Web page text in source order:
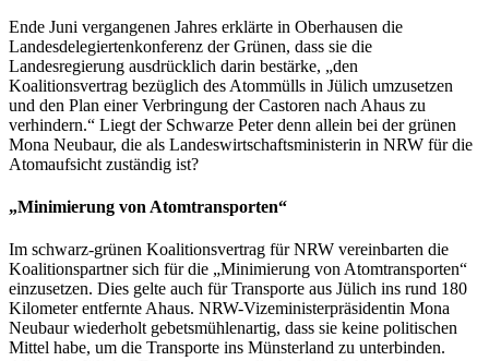
Ende Juni vergangenen Jahres erklärte in Oberhausen die
Landesdelegiertenkonferenz der Grünen, dass sie die
Landesregierung ausdrücklich darin bestärke, „den
Koalitionsvertrag bezüglich des Atommülls in Jülich umzusetzen
und den Plan einer Verbringung der Castoren nach Ahaus zu
verhindern.“ Liegt der Schwarze Peter denn allein bei der grünen
Mona Neubaur, die als Landeswirtschaftsministerin in NRW für die
Atomaufsicht zuständig ist?
„Minimierung von Atomtransporten“
Im schwarz-grünen Koalitionsvertrag für NRW vereinbarten die
Koalitionspartner sich für die „Minimierung von Atomtransporten“
einzusetzen. Dies gelte auch für Transporte aus Jülich ins rund 180
Kilometer entfernte Ahaus. NRW-Vizeministerpräsidentin Mona
Neubaur wiederholt gebetsmühlenartig, dass sie keine politischen
Mittel habe, um die Transporte ins Münsterland zu unterbinden.